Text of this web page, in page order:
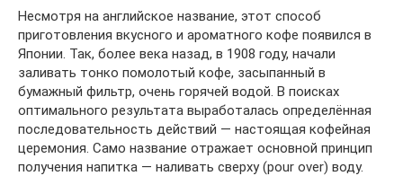
Несмотря на английское название, этот способ
приготовления вкусного и ароматного кофе появился в
Японии. Так, более века назад, в 1908 году, начали
заливать тонко помолотый кофе, засыпанный в
бумажный фильтр, очень горячей водой. В поисках
оптимального результата выработалась определённая
последовательность действий — настоящая кофейная
церемония. Само название отражает основной принцип
получения напитка — наливать сверху (pour over) воду.